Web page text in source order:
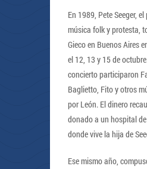
En 1989, Pete Seeger,
música folk y protesta,
Gieco en Buenos Aires
el 12, 13 y 15 de
concierto participaron
Baglietto, Fito y otros
por León. El dinero
donado a un hospital
donde vive la hija de
Ese mismo año,